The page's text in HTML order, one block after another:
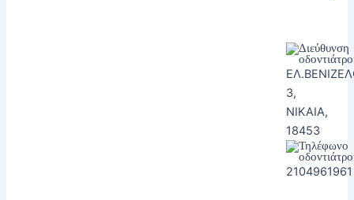
3,
ΝΙΚΑΙΑ,
18453
2104961961